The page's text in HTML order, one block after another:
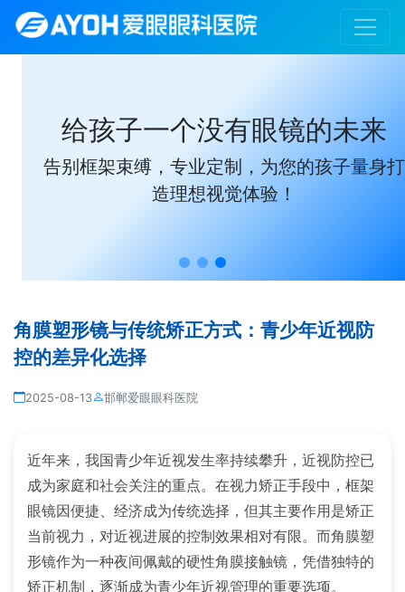
给孩子一个没有眼镜的未来
告别框架束缚，专业定制，为您的孩子量身打
造理想视觉体验！
角膜塑形镜与传统矫正方式：青少年近视防
控的差异化选择
2025-08-13 邯郸爱眼眼科医院
近年来，我国青少年近视发生率持续攀升，近视防控已
成为家庭和社会关注的重点。在视力矫正手段中，框架
眼镜因便捷、经济成为传统选择，但其主要作用是矫正
当前视力，对近视进展的控制效果相对有限。而角膜塑
形镜作为一种夜间佩戴的硬性角膜接触镜，凭借独特的
矫正机制，逐渐成为青少年近视管理的重要选项。